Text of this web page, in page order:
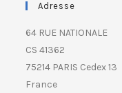
Adresse
64 RUE NATIONALE
CS 41362
75214 PARIS Cedex 13
France